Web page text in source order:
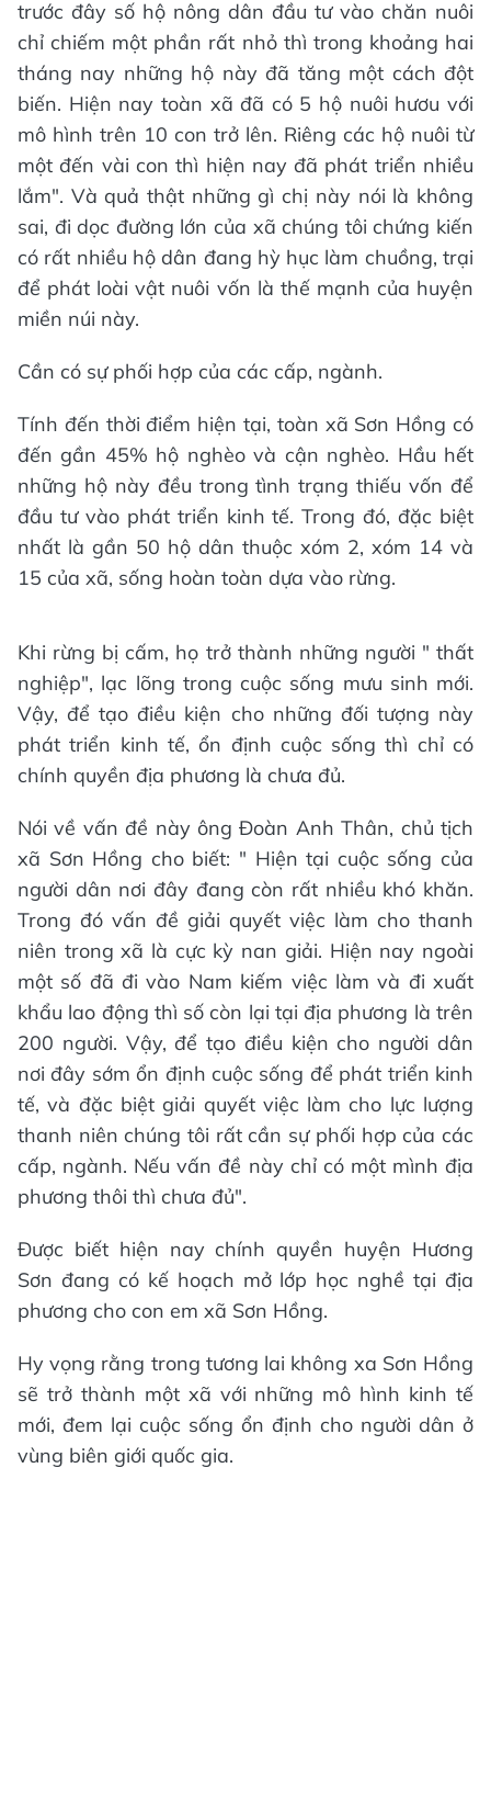
trước đây số hộ nông dân đầu tư vào chăn nuôi
chỉ chiếm một phần rất nhỏ thì trong khoảng hai
tháng nay những hộ này đã tăng một cách đột
biến. Hiện nay toàn xã đã có 5 hộ nuôi hươu với
mô hình trên 10 con trở lên. Riêng các hộ nuôi từ
một đến vài con thì hiện nay đã phát triển nhiều
lắm". Và quả thật những gì chị này nói là không
sai, đi dọc đường lớn của xã chúng tôi chứng kiến
có rất nhiều hộ dân đang hỳ hục làm chuồng, trại
để phát loài vật nuôi vốn là thế mạnh của huyện
miền núi này.
Cần có sự phối hợp của các cấp, ngành.
Tính đến thời điểm hiện tại, toàn xã Sơn Hồng có
đến gần 45% hộ nghèo và cận nghèo. Hầu hết
những hộ này đều trong tình trạng thiếu vốn để
đầu tư vào phát triển kinh tế. Trong đó, đặc biệt
nhất là gần 50 hộ dân thuộc xóm 2, xóm 14 và
15 của xã, sống hoàn toàn dựa vào rừng.
Khi rừng bị cấm, họ trở thành những người " thất
nghiệp", lạc lõng trong cuộc sống mưu sinh mới.
Vậy, để tạo điều kiện cho những đối tượng này
phát triển kinh tế, ổn định cuộc sống thì chỉ có
chính quyền địa phương là chưa đủ.
Nói về vấn đề này ông Đoàn Anh Thân, chủ tịch
xã Sơn Hồng cho biết: " Hiện tại cuộc sống của
người dân nơi đây đang còn rất nhiều khó khăn.
Trong đó vấn đề giải quyết việc làm cho thanh
niên trong xã là cực kỳ nan giải. Hiện nay ngoài
một số đã đi vào Nam kiếm việc làm và đi xuất
khẩu lao động thì số còn lại tại địa phương là trên
200 người. Vậy, để tạo điều kiện cho người dân
nơi đây sớm ổn định cuộc sống để phát triển kinh
tế, và đặc biệt giải quyết việc làm cho lực lượng
thanh niên chúng tôi rất cần sự phối hợp của các
cấp, ngành. Nếu vấn đề này chỉ có một mình địa
phương thôi thì chưa đủ".
Được biết hiện nay chính quyền huyện Hương
Sơn đang có kế hoạch mở lớp học nghề tại địa
phương cho con em xã Sơn Hồng.
Hy vọng rằng trong tương lai không xa Sơn Hồng
sẽ trở thành một xã với những mô hình kinh tế
mới, đem lại cuộc sống ổn định cho người dân ở
vùng biên giới quốc gia.